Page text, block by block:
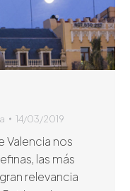
14/03/2019
Valencia nos
las más
relevancia